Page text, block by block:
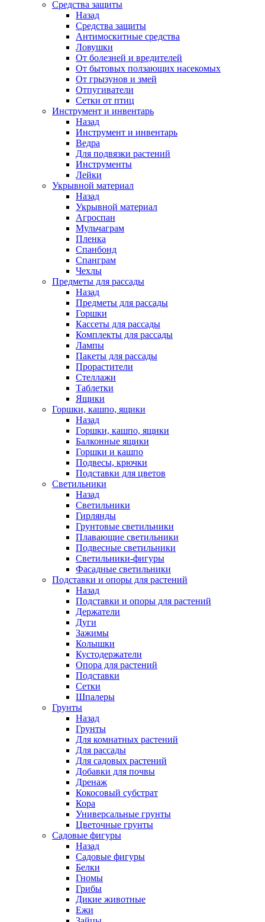
Средства защиты
Назад
Средства защиты
Антимоскитные средства
Ловушки
От болезней и вредителей
От бытовых ползающих насекомых
От грызунов и змей
Отпугиватели
Сетки от птиц
Инструмент и инвентарь
Назад
Инструмент и инвентарь
Ведра
Для подвязки растений
Инструменты
Лейки
Укрывной материал
Назад
Укрывной материал
Агроспан
Мульчаграм
Пленка
Спанбонд
Спанграм
Чехлы
Предметы для рассады
Назад
Предметы для рассады
Горшки
Кассеты для рассады
Комплекты для рассады
Лампы
Пакеты для рассады
Прорастители
Стеллажи
Таблетки
Ящики
Горшки, кашпо, ящики
Назад
Горшки, кашпо, ящики
Балконные ящики
Горшки и кашпо
Подвесы, крючки
Подставки для цветов
Светильники
Назад
Светильники
Гирлянды
Грунтовые светильники
Плавающие светильники
Подвесные светильники
Светильники-фигуры
Фасадные светильники
Подставки и опоры для растений
Назад
Подставки и опоры для растений
Держатели
Дуги
Зажимы
Колышки
Кустодержатели
Опора для растений
Подставки
Сетки
Шпалеры
Грунты
Назад
Грунты
Для комнатных растений
Для рассады
Для садовых растений
Добавки для почвы
Дренаж
Кокосовый субстрат
Кора
Универсальные грунты
Цветочные грунты
Садовые фигуры
Назад
Садовые фигуры
Белки
Гномы
Грибы
Дикие животные
Ежи